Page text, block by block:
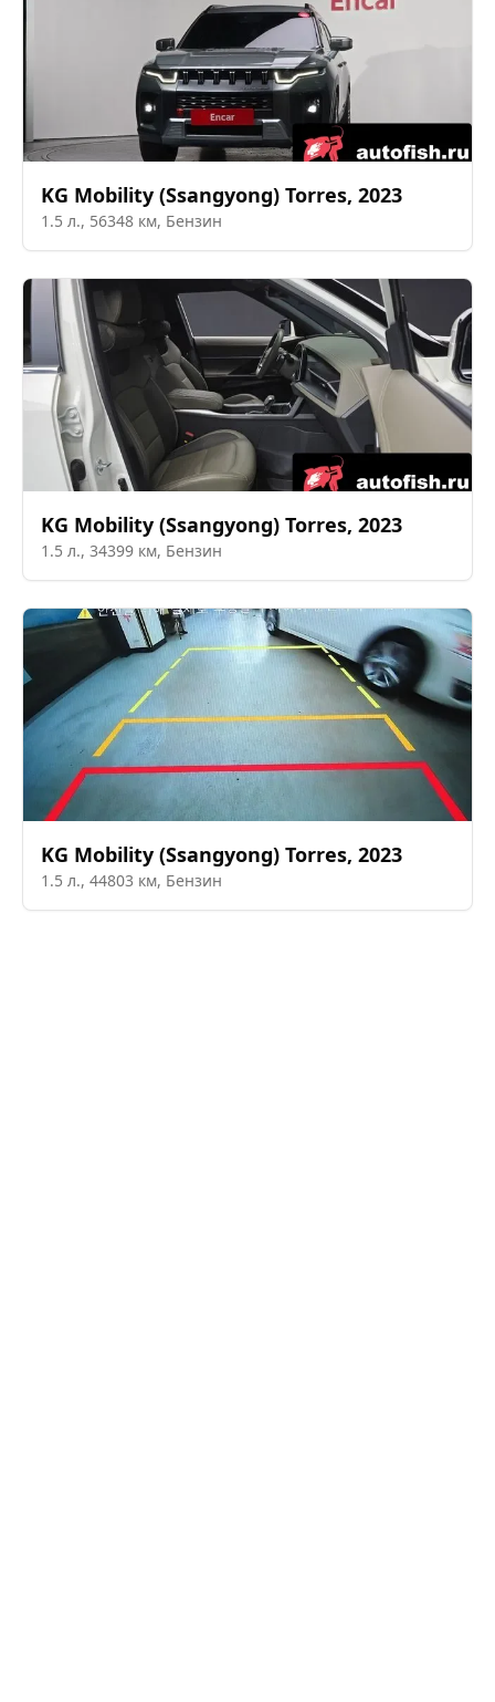
KG Mobility (Ssangyong) Torres, 2023
1.5 л., 56348 км, Бензин
KG Mobility (Ssangyong) Torres, 2023
1.5 л., 34399 км, Бензин
KG Mobility (Ssangyong) Torres, 2023
1.5 л., 44803 км, Бензин